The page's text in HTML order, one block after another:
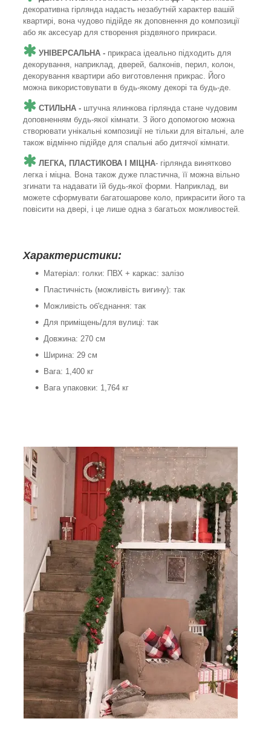
декоративна гірлянда надасть незабутній характер вашій
квартирі, вона чудово підійде як доповнення до композиції
або як аксесуар для створення різдвяного прикраси.
УНІВЕРСАЛЬНА - прикраса ідеально підходить для
декорування, наприклад, дверей, балконів, перил, колон,
декорування квартири або виготовлення прикрас. Його
можна використовувати в будь-якому декорі та будь-де.
СТИЛЬНА - штучна ялинкова гірлянда стане чудовим
доповненням будь-якої кімнати. З його допомогою можна
створювати унікальні композиції не тільки для вітальні, але
також відмінно підійде для спальні або дитячої кімнати.
ЛЕГКА, ПЛАСТИКОВА І МІЦНА- гірлянда винятково
легка і міцна. Вона також дуже пластична, її можна вільно
згинати та надавати їй будь-якої форми. Наприклад, ви
можете сформувати багатошарове коло, прикрасити його та
повісити на двері, і це лише одна з багатьох можливостей.
Характеристики:
Матеріал: голки: ПВХ + каркас: залізо
Пластичність (можливість вигину): так
Можливість об'єднання: так
Для приміщень/для вулиці: так
Довжина: 270 см
Ширина: 29 см
Вага: 1,400 кг
Вага упаковки: 1,764 кг